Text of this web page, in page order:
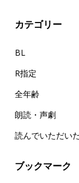
カテゴリー
BL
R指定
全年齢
朗読・声劇
読んでいただい
ブックマーク